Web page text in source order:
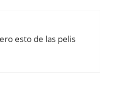
esto de las pelis